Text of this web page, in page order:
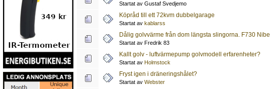
Startat av Gustaf Svedjemo
Köpråd till ett 72kvm dubbelgarage
Startat av kablarss
Dålig golvvärme från dom längsta slingorna. F730 Nibe
Startat av Fredrik 83
Kallt golv - luftvärmepump golvmodell erfarenheter?
Startat av Holmstock
Fryst igen i dräneringshålet?
Startat av Webster